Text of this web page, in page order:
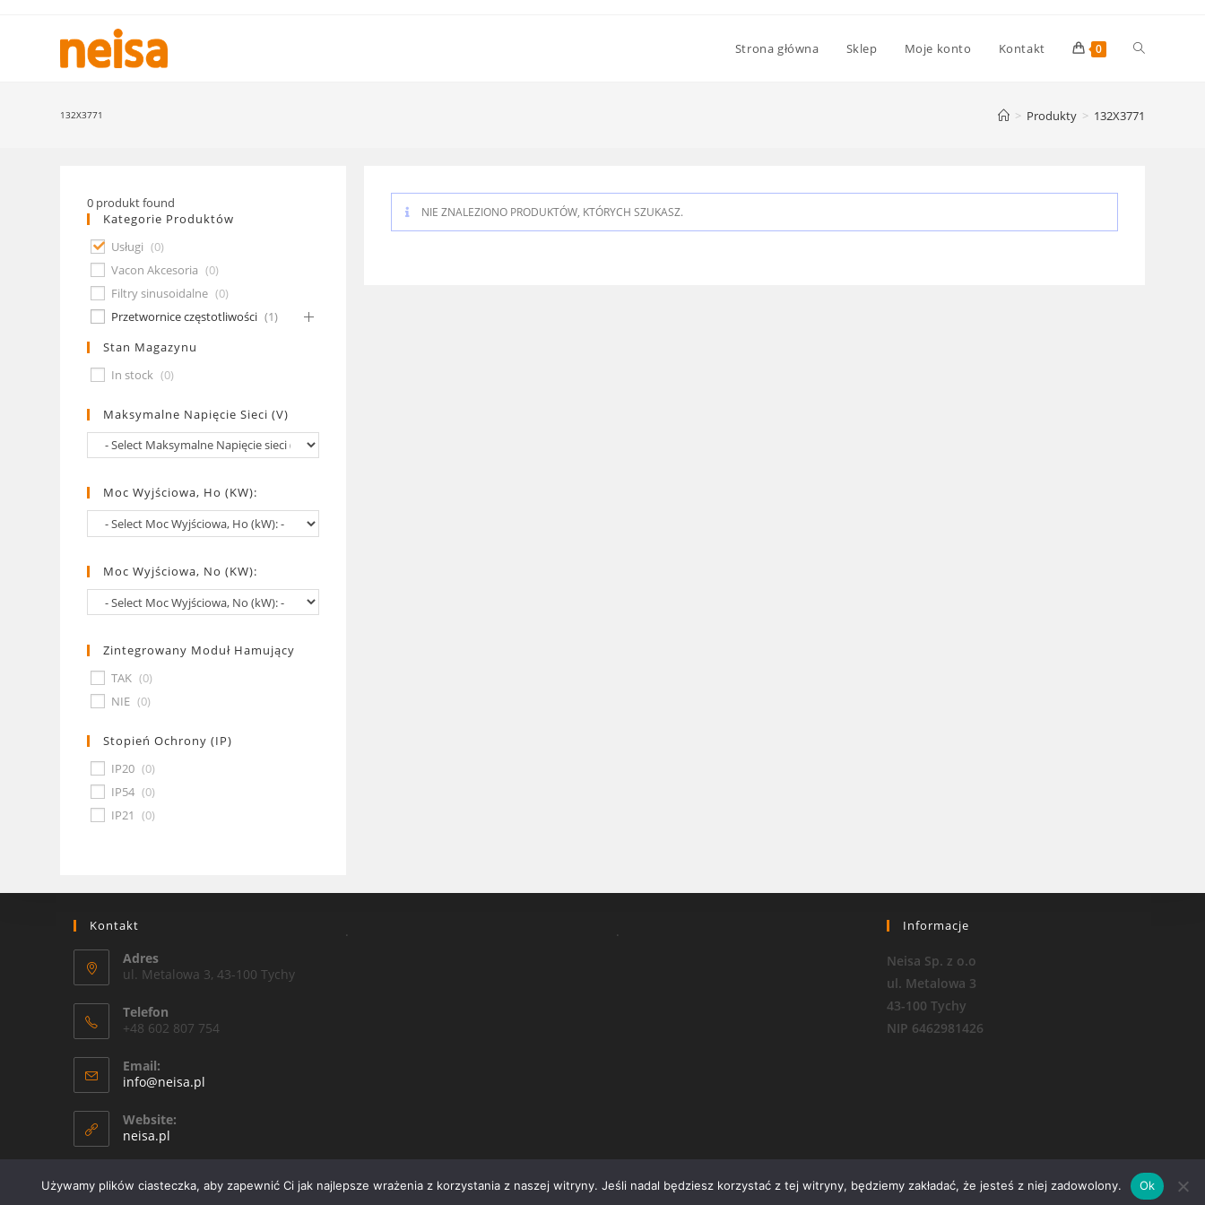
Strona główna Sklep Moje konto Kontakt 0 Toggle
website
132X3771 > Produkty > 132X3771
NIE ZNALEZIONO PRODUKTÓW, KTÓRYCH SZUKASZ.
0 produkt found
Kategorie Produktów
Usługi (0)
Vacon Akcesoria (0)
Filtry sinusoidalne (0)
Przetwornice częstotliwości (1)
Stan Magazynu
In stock (0)
Maksymalne Napięcie Sieci (V)
Moc Wyjściowa, Ho (kW):
Moc Wyjściowa, No (kW):
Zintegrowany Moduł Hamujący
TAK (0)
NIE (0)
Stopień Ochrony (IP)
IP20 (0)
IP54 (0)
IP21 (0)
Kontakt
Adres
ul. Metalowa 3, 43-100 Tychy
Telefon
+48 602 807 754
Email:
info@neisa.pl
Website:
neisa.pl
. . Informacje
Neisa Sp. z o.o
ul. Metalowa 3
43-100 Tychy
NIP 6462981426
RODO i polityka prywatności Regulamin sklepu internetowego
Copyright 2026 - OceanWP Theme by Neisa Sp. Z o. o.
Używamy plików ciasteczka, aby zapewnić Ci jak najlepsze wrażenia z korzystania z naszej witryny. Jeśli nadal będziesz korzystać z tej witryny, będziemy zakładać, że jesteś z niej zadowolony. Ok